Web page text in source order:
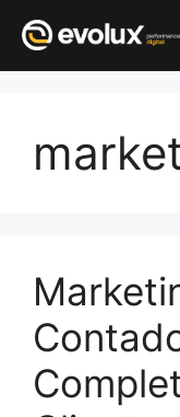
conteúdo